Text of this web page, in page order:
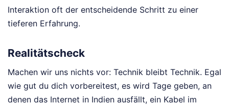
Interaktion oft der entscheidende Schritt zu einer
tieferen Erfahrung.
Realitätscheck
Machen wir uns nichts vor: Technik bleibt Technik. Egal
wie gut du dich vorbereitest, es wird Tage geben, an
denen das Internet in Indien ausfällt, ein Kabel im